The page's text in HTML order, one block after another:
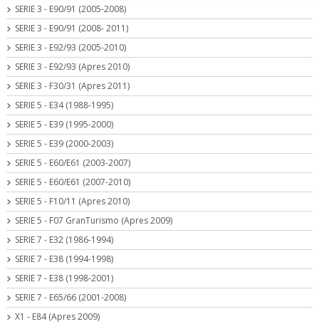
SERIE 3 - E90/91 (2005-2008)
SERIE 3 - E90/91 (2008- 2011)
SERIE 3 - E92/93 (2005-2010)
SERIE 3 - E92/93 (Apres 2010)
SERIE 3 - F30/31 (Apres 2011)
SERIE 5 - E34 (1988-1995)
SERIE 5 - E39 (1995-2000)
SERIE 5 - E39 (2000-2003)
SERIE 5 - E60/E61 (2003-2007)
SERIE 5 - E60/E61 (2007-2010)
SERIE 5 - F10/11 (Apres 2010)
SERIE 5 - F07 GranTurismo (Apres 2009)
SERIE 7 - E32 (1986-1994)
SERIE 7 - E38 (1994-1998)
SERIE 7 - E38 (1998-2001)
SERIE 7 - E65/66 (2001-2008)
X1 - E84 (Apres 2009)